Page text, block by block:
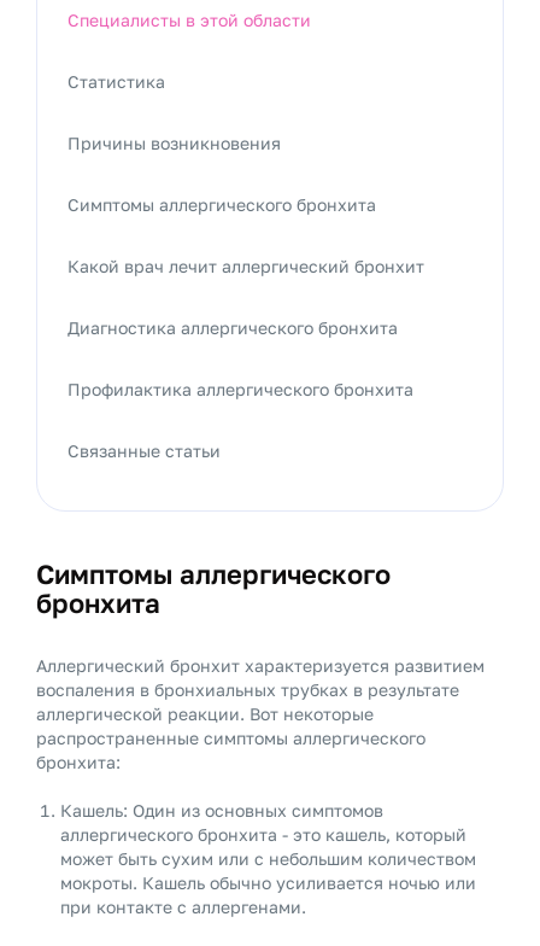
Симптомы аллергического
бронхита
Аллергический бронхит характеризуется развитием
воспаления в бронхиальных трубках в результате
аллергической реакции. Вот некоторые
распространенные симптомы аллергического
бронхита:
Кашель: Один из основных симптомов
аллергического бронхита - это кашель, который
может быть сухим или с небольшим количеством
мокроты. Кашель обычно усиливается ночью или
при контакте с аллергенами.
Специалисты в этой области
Статистика
Причины возникновения
Симптомы аллергического бронхита
Какой врач лечит аллергический бронхит
Диагностика аллергического бронхита
Профилактика аллергического бронхита
Связанные статьи